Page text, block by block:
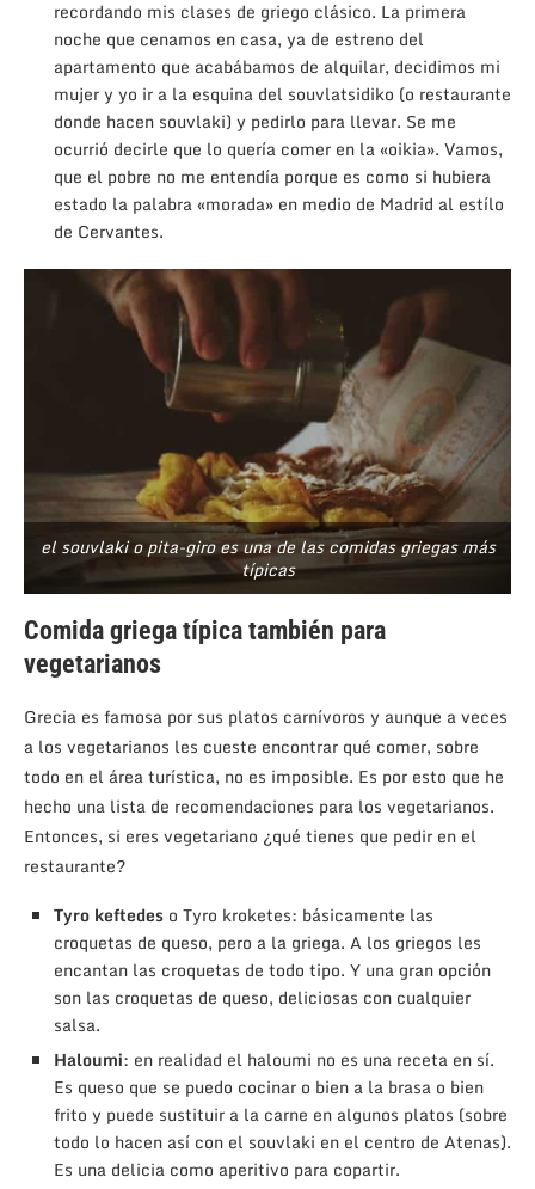
recordando mis clases de griego clásico. La primera
noche que cenamos en casa, ya de estreno del
apartamento que acabábamos de alquilar, decidimos mi
mujer y yo ir a la esquina del souvlatsidiko (o restaurante
donde hacen souvlaki) y pedirlo para llevar. Se me
ocurrió decirle que lo quería comer en la «oikia». Vamos,
que el pobre no me entendía porque es como si hubiera
estado la palabra «morada» en medio de Madrid al estílo
de Cervantes.
el souvlaki o pita-giro es una de las comidas griegas más
típicas
Comida griega típica también para
vegetarianos
Grecia es famosa por sus platos carnívoros y aunque a veces
a los vegetarianos les cueste encontrar qué comer, sobre
todo en el área turística, no es imposible. Es por esto que he
hecho una lista de recomendaciones para los vegetarianos.
Entonces, si eres vegetariano ¿qué tienes que pedir en el
restaurante?
Tyro keftedes o Tyro kroketes: básicamente las
croquetas de queso, pero a la griega. A los griegos les
encantan las croquetas de todo tipo. Y una gran opción
son las croquetas de queso, deliciosas con cualquier
salsa.
Haloumi: en realidad el haloumi no es una receta en sí.
Es queso que se puedo cocinar o bien a la brasa o bien
frito y puede sustituir a la carne en algunos platos (sobre
todo lo hacen así con el souvlaki en el centro de Atenas).
Es una delicia como aperitivo para copartir.